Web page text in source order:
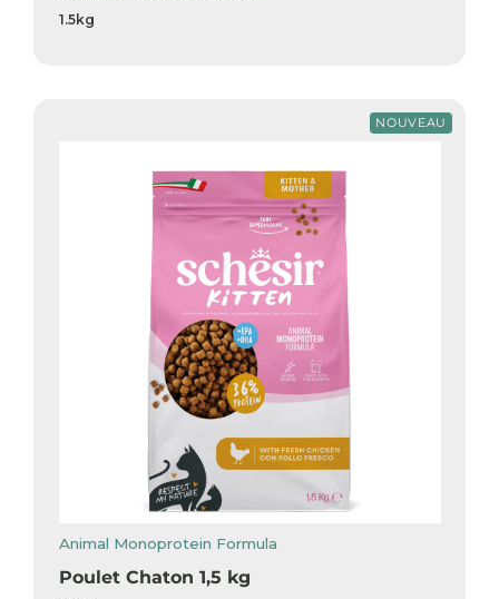
1.5kg
NOUVEAU
Animal Monoprotein Formula
Poulet Chaton 1,5 kg